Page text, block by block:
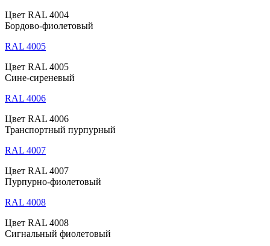
Цвет RAL 4004
Бордово-фиолетовый
RAL 4005
Цвет RAL 4005
Сине-сиреневый
RAL 4006
Цвет RAL 4006
Транспортный пурпурный
RAL 4007
Цвет RAL 4007
Пурпурно-фиолетовый
RAL 4008
Цвет RAL 4008
Сигнальный фиолетовый